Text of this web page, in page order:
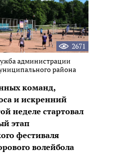
2671
администрации
района
команд,
и искренний
неделе стартовал
этап
фестиваля
волейбола